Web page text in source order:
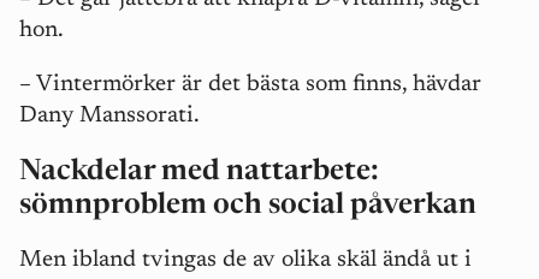
hon.
– Vintermörker är det bästa som finns, hävdar
Dany Manssorati.
Nackdelar med nattarbete:
sömnproblem och social påverkan
Men ibland tvingas de av olika skäl ändå ut i